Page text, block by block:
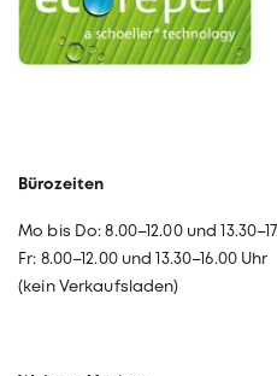
Bürozeiten
Mo bis Do: 8.00–12.00 und
Fr: 8.00–12.00 und 13.30–16.00 Uhr
(kein Verkaufsladen)